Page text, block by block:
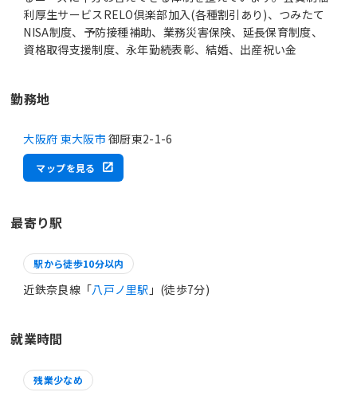
利厚生サービスRELO倶楽部加入(各種割引あり)、つみたて
NISA制度、予防接種補助、業務災害保険、延長保育制度、
資格取得支援制度、永年勤続表彰、結婚、出産祝い金
勤務地
大阪府 東大阪市 御厨東2-1-6
マップを見る
最寄り駅
駅から徒歩10分以内
近鉄奈良線「八戸ノ里駅 」(徒歩7分)
就業時間
残業少なめ